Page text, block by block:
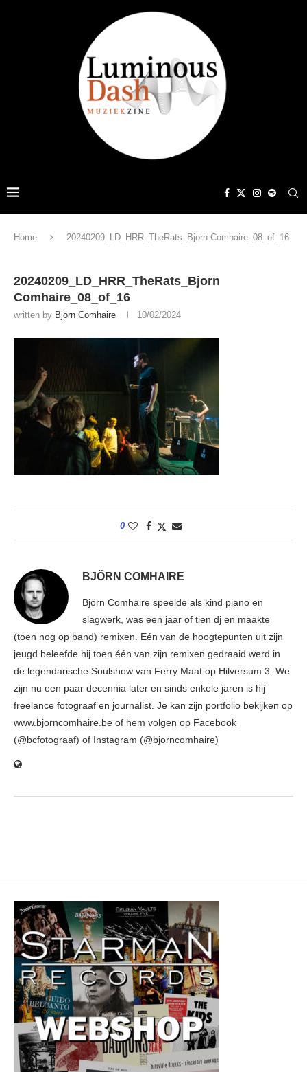
Home 20240209_LD_HRR_TheRats_Bjorn Comhaire_08_of_16
20240209_LD_HRR_TheRats_Bjorn
Comhaire_08_of_16
written by Björn Comhaire 10/02/2024
0
BJÖRN COMHAIRE
Björn Comhaire speelde als kind piano en
slagwerk, was een jaar of tien dj en maakte
(toen nog op band) remixen. Eén van de hoogtepunten uit zijn
jeugd beleefde hij toen één van zijn remixen gedraaid werd in
de legendarische Soulshow van Ferry Maat op Hilversum 3. We
zijn nu een paar decennia later en sinds enkele jaren is hij
freelance fotograaf en journalist. Je kan zijn portfolio bekijken op
www.bjorncomhaire.be of hem volgen op Facebook
(@bcfotograaf) of Instagram (@bjorncomhaire)